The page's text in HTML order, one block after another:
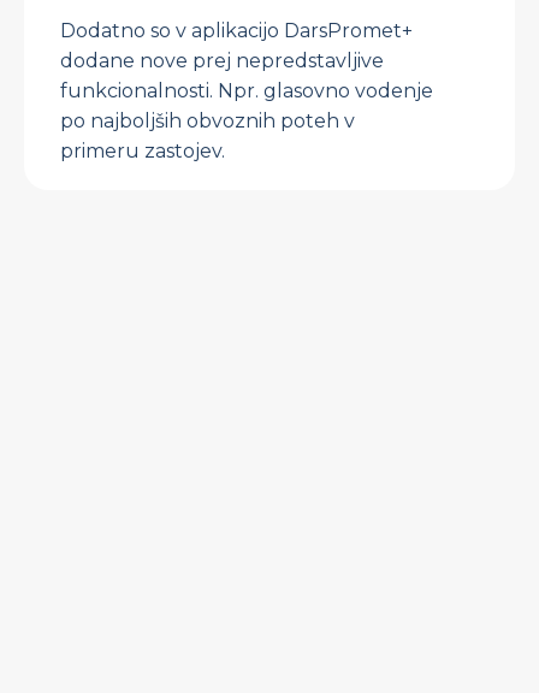
Dodatno so v aplikacijo DarsPromet+
dodane nove prej nepredstavljive
funkcionalnosti. Npr. glasovno vodenje
po najboljših obvoznih poteh v
primeru zastojev.